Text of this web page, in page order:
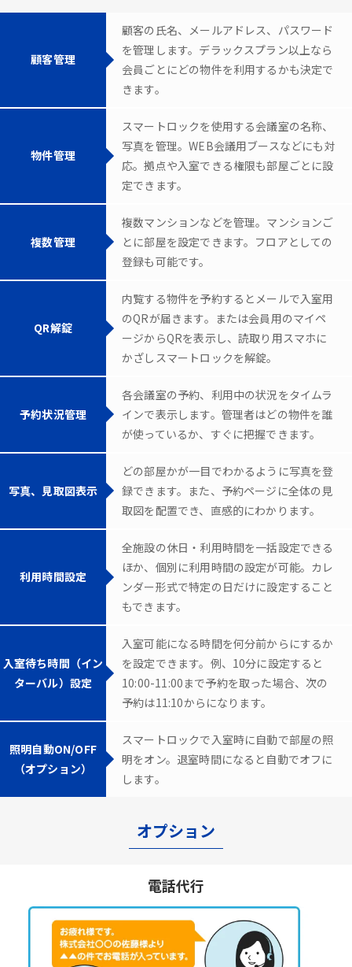
顧客管理
顧客の氏名、メールアドレス、パスワード
を管理します。デラックスプラン以上なら
会員ごとにどの物件を利用するかも決定で
きます。
物件管理
スマートロックを使用する会議室の名称、
写真を管理。WEB会議用ブースなどにも対
応。拠点や入室できる権限も部屋ごとに設
定できます。
複数管理
複数マンションなどを管理。マンションご
とに部屋を設定できます。フロアとしての
登録も可能です。
QR解錠
内覧する物件を予約するとメールで入室用
のQRが届きます。または会員用のマイペ
ージからQRを表示し、読取り用スマホに
かざしスマートロックを解錠。
予約状況管理
各会議室の予約、利用中の状況をタイムラ
インで表示します。管理者はどの物件を誰
が使っているか、すぐに把握できます。
写真、見取図表示
どの部屋かが一目でわかるように写真を登
録できます。また、予約ページに全体の見
取図を配置でき、直感的にわかります。
利用時間設定
全施設の休日・利用時間を一括設定できる
ほか、個別に利用時間の設定が可能。カレ
ンダー形式で特定の日だけに設定すること
もできます。
入室待ち時間（イン
ターバル）設定
入室可能になる時間を何分前からにするか
を設定できます。例、10分に設定すると
10:00-11:00まで予約を取った場合、次の
予約は11:10からになります。
照明自動ON/OFF
（オプション）
スマートロックで入室時に自動で部屋の照
明をオン。退室時間になると自動でオフに
します。
オプション
電話代行